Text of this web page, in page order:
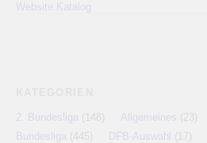
Website Katalog
2. Bundesliga (148) Allgemeines (23)
Bundesliga (445) DFB-Auswahl (17)